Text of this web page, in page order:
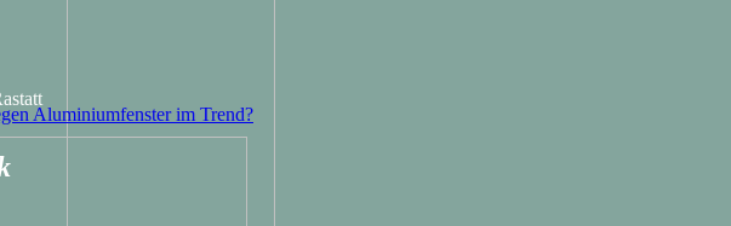
Aluminiumfenster im Trend?